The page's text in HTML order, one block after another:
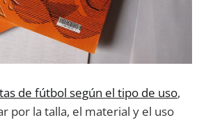
de fútbol según el tipo de uso,
por la talla, el material y el uso